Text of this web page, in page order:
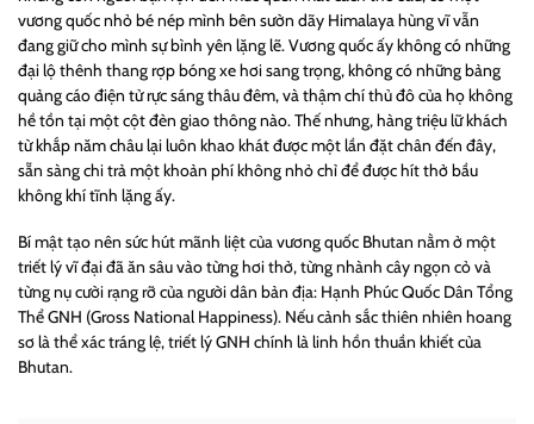
vương quốc nhỏ bé nép mình bên sườn dãy Himalaya hùng vĩ vẫn
đang giữ cho mình sự bình yên lặng lẽ. Vương quốc ấy không có những
đại lộ thênh thang rợp bóng xe hơi sang trọng, không có những bảng
quảng cáo điện tử rực sáng thâu đêm, và thậm chí thủ đô của họ không
hề tồn tại một cột đèn giao thông nào. Thế nhưng, hàng triệu lữ khách
từ khắp năm châu lại luôn khao khát được một lần đặt chân đến đây,
sẵn sàng chi trả một khoản phí không nhỏ chỉ để được hít thở bầu
không khí tĩnh lặng ấy.
Bí mật tạo nên sức hút mãnh liệt của vương quốc Bhutan nằm ở một
triết lý vĩ đại đã ăn sâu vào từng hơi thở, từng nhành cây ngọn cỏ và
từng nụ cười rạng rỡ của người dân bản địa: Hạnh Phúc Quốc Dân Tổng
Thể GNH (Gross National Happiness). Nếu cảnh sắc thiên nhiên hoang
sơ là thể xác tráng lệ, triết lý GNH chính là linh hồn thuần khiết của
Bhutan.